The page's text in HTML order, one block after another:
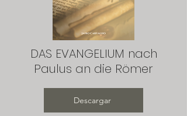
DAS EVANGELIUM nach
Paulus an die Römer
Descargar